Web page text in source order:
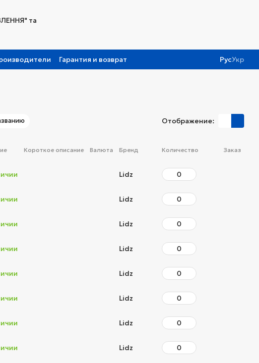
та
Гарантия и возврат
РусУкр
Отображение:
Короткое описание Валюта Бренд Количество Заказ
Lidz
Lidz
Lidz
Lidz
Lidz
Lidz
Lidz
Lidz